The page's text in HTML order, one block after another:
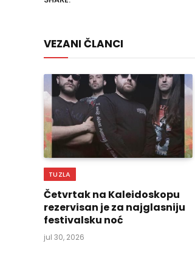
VEZANI ČLANCI
TUZLA
Četvrtak na Kaleidoskopu
rezervisan je za najglasniju
festivalsku noć
jul 30, 2026